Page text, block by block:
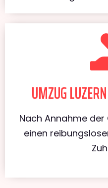
UMZUG
Nach Annahme
einen